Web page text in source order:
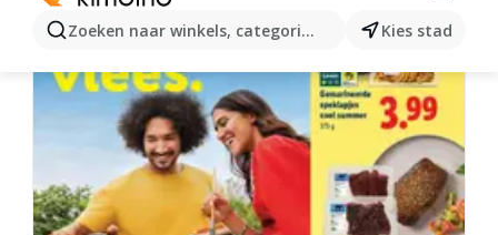
Zoeken naar winkels, categorieën, producten...
Kies stad